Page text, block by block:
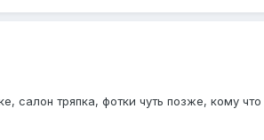
тряпка, фотки чуть позже, кому